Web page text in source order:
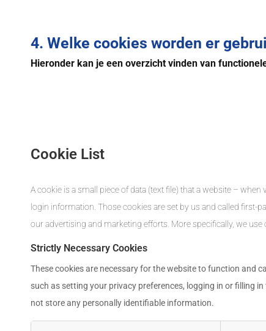
4. Welke cookies worden er
Hieronder kan je een overzicht vinden van
Cookie List
A cookie is a small piece of data (text file) that a website –
login information. Those cookies are set by us and called
our advertising and marketing efforts. More specifically, we
Strictly Necessary Cookies
These cookies are necessary for the website to function and
such as setting your privacy preferences, logging in or filling
not store any personally identifiable information.